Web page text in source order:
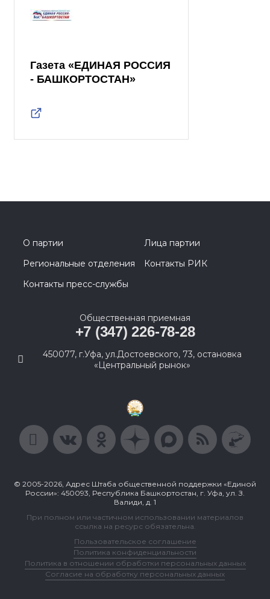
Газета «ЕДИНАЯ РОССИЯ
- БАШКОРТОСТАН»
О партии
Лица партии
Региональные отделения
Контакты РИК
Контакты пресс-службы
Общественная приемная
+7 (347) 226-78-28
450077, г.Уфа, ул.Достоевского, 73, остановка
«Центральный рынок»
© 2005-2026, Адрес Штаба общественной поддержки «Единой
России»: 450093, Республика Башкортостан, г. Уфа, ул. З.
Валиди, д. 1
При полном или частичном использовании материалов
ссылка на ресурс обязательна.
Пользовательское соглашение
Политика конфиденциальности
Политика в отношении обработки персональных данных
Согласие на обработку персональных данных